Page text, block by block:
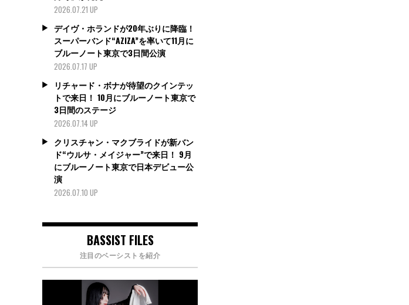
2026.07.21 UP
デイヴ・ホランドが20年ぶりに降臨！
スーパーバンド“AZIZA”を率いて11月に
ブルーノート東京で3日間公演
2026.07.17 UP
リチャード・ボナが待望のクインテッ
トで来日！ 10月にブルーノート東京で
3日間のステージ
2026.07.14 UP
クリスチャン・マクブライドが新バン
ド“ウルサ・メイジャー”で来日！ 9月
にブルーノート東京で日本デビュー公
演
2026.07.10 UP
BASSIST FILES
注目のベーシストを紹介